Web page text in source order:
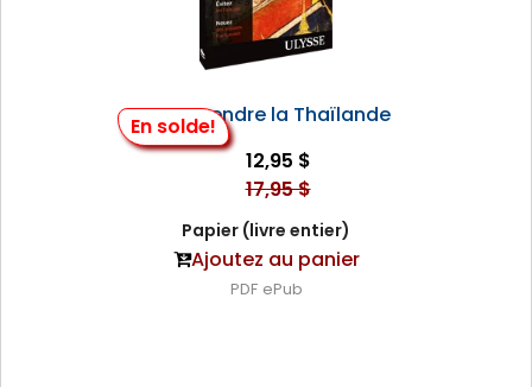
En solde!
Comprendre la Thaïlande
12,95 $
17,95 $
Papier (livre entier)
Ajoutez au panier
PDF ePub